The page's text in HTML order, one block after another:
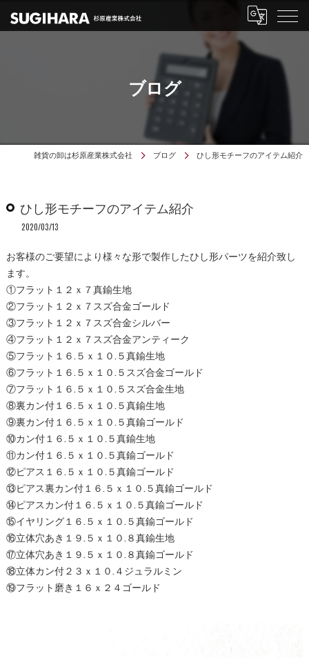
ブログ
雑貨の卸は杉原産業株式会社 ブログ ひし形モチーフのアイテム紹介
ひし形モチーフのアイテム紹介
2020/03/13
お客様のご要望により様々な形で製作したひし形パーツを紹介致し
ます。
①フラット１２ｘ７真鍮生地
②フラット１２ｘ７スズ合金ゴールド
③フラット１２ｘ７スズ合金シルバー
④フラット１２ｘ７スズ合金アンティーク
⑤フラット１６.５ｘ１０.５真鍮生地
⑥フラット１６.５ｘ１０.５スズ合金ゴールド
⑦フラット１６.５ｘ１０.５スズ合金生地
⑧裏カン付１６.５ｘ１０.５真鍮生地
⑨裏カン付１６.５ｘ１０.５真鍮ゴールド
⑩カン付１６.５ｘ１０.５真鍮生地
⑪カン付１６.５ｘ１０.５真鍮ゴールド
⑫ピアス１６.５ｘ１０.５真鍮ゴールド
⑬ピアス裏カン付１６.５ｘ１０.５真鍮ゴールド
⑭ピアスカン付１６.５ｘ１０.５真鍮ゴールド
⑮イヤリング１６.５ｘ１０.５真鍮ゴールド
⑯立体穴あき１９.５ｘ１０.８真鍮生地
⑰立体穴あき１９.５ｘ１０.８真鍮ゴールド
⑱立体カン付２３ｘ１０.４ジュラルミン
⑲フラット磨き１６ｘ２４ゴールド